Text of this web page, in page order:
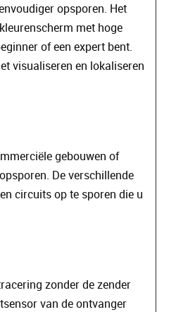
opsporen. Het
met hoge
of een expert bent.
visualiseren en lokaliseren
gebouwen of
De verschillende
circuits op te sporen die u
zonder de zender
van de ontvanger